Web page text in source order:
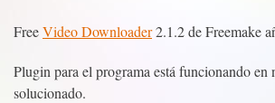
FreeVideo Downloader2.1.2 de Freemake
Plugin para el programa está funcionando
solucionado.